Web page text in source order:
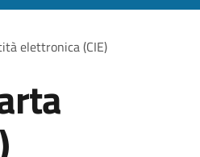
elettronica (CIE)